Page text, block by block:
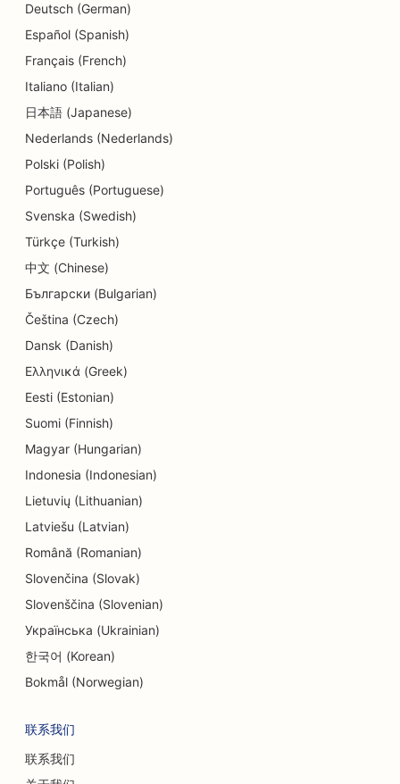
Deutsch (German)
Español (Spanish)
Français (French)
Italiano (Italian)
日本語 (Japanese)
Nederlands (Nederlands)
Polski (Polish)
Português (Portuguese)
Svenska (Swedish)
Türkçe (Turkish)
中文 (Chinese)
Български (Bulgarian)
Čeština (Czech)
Dansk (Danish)
Ελληνικά (Greek)
Eesti (Estonian)
Suomi (Finnish)
Magyar (Hungarian)
Indonesia (Indonesian)
Lietuvių (Lithuanian)
Latviešu (Latvian)
Română (Romanian)
Slovenčina (Slovak)
Slovenščina (Slovenian)
Українська (Ukrainian)
한국어 (Korean)
Bokmål (Norwegian)
联系我们
联系我们